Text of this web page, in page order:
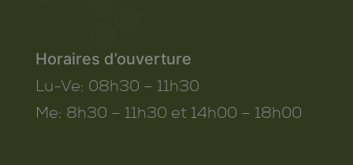
Horaires d’ouverture
Lu-Ve: 08h30 – 11h30
Me: 8h30 – 11h30 et 14h00 – 18h00